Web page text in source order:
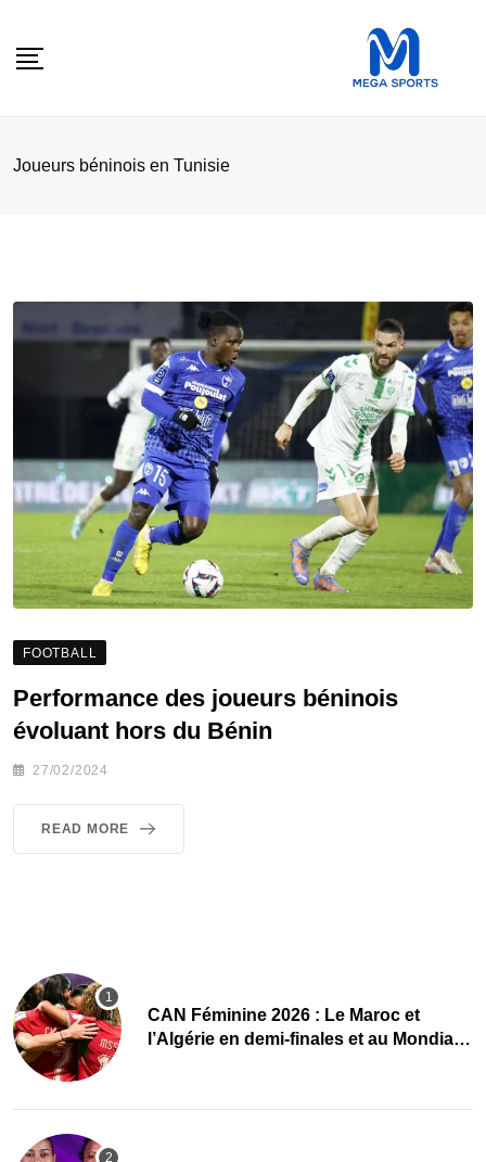
Joueurs béninois en Tunisie
FOOTBALL
Performance des joueurs béninois
évoluant hors du Bénin
27/02/2024
READ MORE
CAN Féminine 2026 : Le Maroc et
l’Algérie en demi-finales et au Mondial